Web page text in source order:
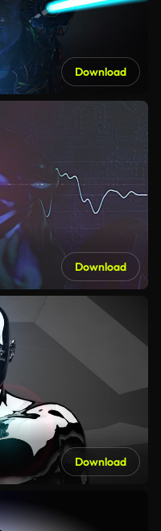
Download
Download
Download